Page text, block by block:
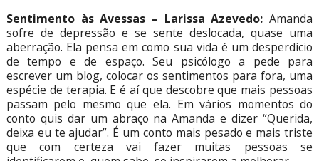
Sentimento às Avessas – Larissa Azevedo:Amanda
sofre de depressão e se sente deslocada, quase uma
aberração. Ela pensa em como sua vida é um desperdício
de tempo e de espaço. Seu psicólogo a pede para
escrever um blog, colocar os sentimentos para fora, uma
espécie de terapia. E é aí que descobre que mais pessoas
passam pelo mesmo que ela. Em vários momentos do
conto quis dar um abraço na Amanda e dizer “Querida,
deixa eu te ajudar”. É um conto mais pesado e mais triste
que com certeza vai fazer muitas pessoas se